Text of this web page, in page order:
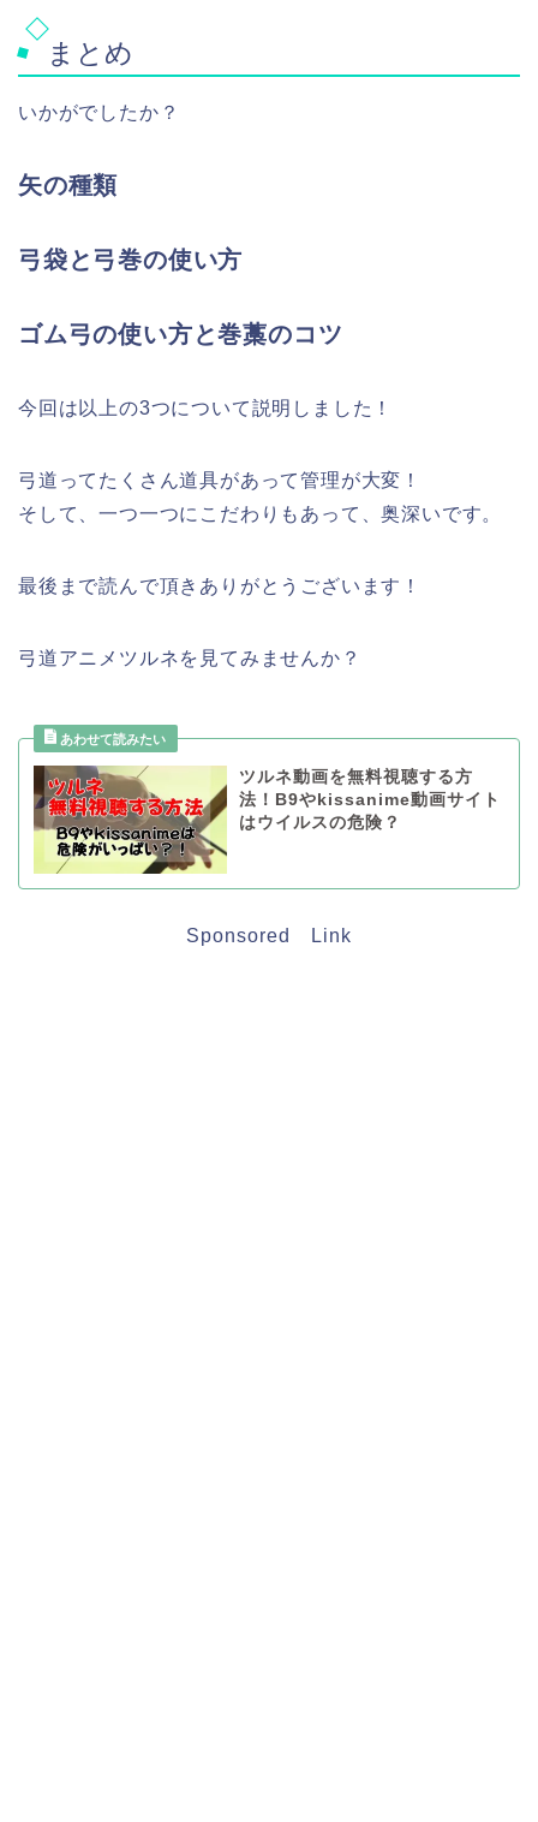
まとめ
いかがでしたか？
矢の種類
弓袋と弓巻の使い方
ゴム弓の使い方と巻藁のコツ
今回は以上の3つについて説明しました！
弓道ってたくさん道具があって管理が大変！
そして、一つ一つにこだわりもあって、奥深いです。
最後まで読んで頂きありがとうございます！
弓道アニメツルネを見てみませんか？
ツルネ動画を無料視聴する方
法！B9やkissanime動画サイト
はウイルスの危険？
Sponsored Link